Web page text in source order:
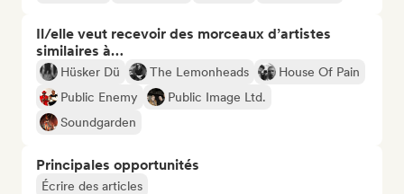
Il/elle veut recevoir des morceaux d’artistes
similaires à…
Hüsker Dü The Lemonheads
House Of Pain
Public Enemy
Public Image Ltd.
Soundgarden
Principales opportunités
Écrire des articles